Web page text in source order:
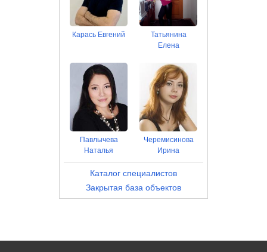
Карась Евгений
Татьянина
Елена
Павлычева
Наталья
Черемисинова
Ирина
Каталог специалистов
Закрытая база объектов